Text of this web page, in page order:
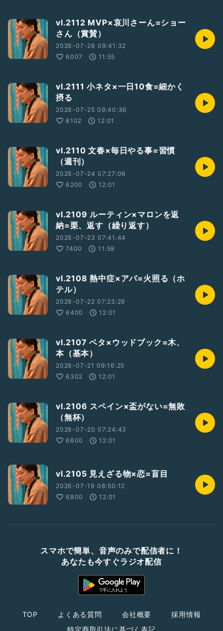
vl.2112 MVP×哀川さーん=ショー
さん（賞賛）
2026-07-26 09:41:32
6007
11:55
vl.2111 小ネタ×一日10食=細かく
摂る
2026-07-25 09:40:36
8102
12:01
vl.2110 文春×毎日やる事=習慣
（週刊）
2026-07-24 07:27:06
6200
12:01
vl.2109 ルーティン×マロンを返
納=栗、返す（繰り返す）
2026-07-23 07:41:44
7400
11:59
vl.2108 熱中症×アパ=火照る（ホ
テル）
2026-07-22 07:23:29
6400
12:01
vl.2107 ベタ×ウッドブック=木、
本（基本）
2026-07-21 09:16:25
6302
12:01
vl.2106 スペイン×盃がない=無敗
（無杯）
2026-07-20 07:24:43
6600
12:01
vl.2105 見えざる物×恋=盲目
2026-07-19 08:50:12
6800
12:01
スマホで簡単、音声のみで配信者に！
あなたも今すぐラジオ配信
TOP よくある質問 会社概要
採用情報
特定商取引法に基づく表記